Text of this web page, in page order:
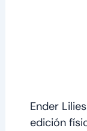
Ender
edición